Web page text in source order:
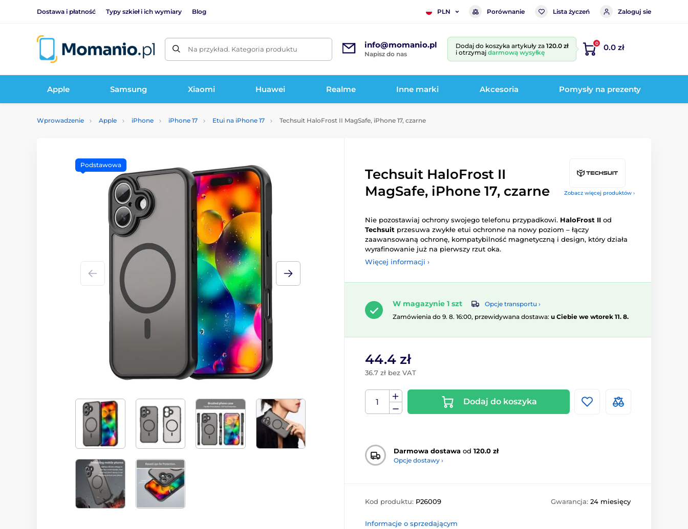
Dostawa i płatność Typy szkieł i ich wymiary Blog PLN Porównanie Lista życzeń Zaloguj sie
Na przykład. Kategoria produktu info@momanio.pl
Napisz do nas
Dodaj do koszyka artykuły za 120.0 zł
i otrzymaj darmową wysyłkę
0 0.0 zł
Apple Samsung Xiaomi Huawei Realme Inne marki Akcesoria Pomysły na prezenty
Wprowadzenie Apple iPhone iPhone 17 Etui na iPhone 17 Techsuit HaloFrost II MagSafe, iPhone 17, czarne
Zobacz więcej produktów ›
Podstawowa
Techsuit HaloFrost II
MagSafe, iPhone 17, czarne
Nie pozostawiaj ochrony swojego telefonu przypadkowi. HaloFrost II od
Techsuit przesuwa zwykłe etui ochronne na nowy poziom – łączy
zaawansowaną ochronę, kompatybilność magnetyczną i design, który działa
wyrafinowanie już na pierwszy rzut oka.
Więcej informacji ›
W magazynie 1 szt
Opcje transportu ›
Zamówienia do 9. 8. 16:00, przewidywana dostawa: u Ciebie we wtorek 11. 8.
44.4 zł
36.7 zł bez VAT
Dodaj do koszyka
Darmowa dostawa od 120.0 zł
Opcje dostawy ›
Kod produktu: P26009 Gwarancja: 24 miesięcy
Informacje o sprzedającym